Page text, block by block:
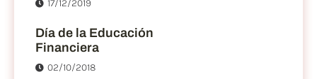
17/12/2019
Día de la Educación
Financiera
02/10/2018